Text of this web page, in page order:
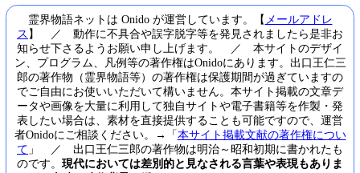
霊界物語ネットは Onido が運営しています。【 メールアドレ
ス 】 ／ 動作に不具合や誤字脱字等を発見されましたら是非お
知らせ下さるようお願い申し上げます。 ／ 本サイトのデザイ
ン、プログラム、凡例等の著作権はOnidoにあります。出口王仁三
郎の著作物（霊界物語等）の著作権は保護期間が過ぎていますの
でご自由にお使いいただいて構いません。本サイト掲載の文章デ
ータや画像を大量に利用して独自サイトや電子書籍等を作製・発
表したい場合は、素材を直接提供することも可能ですので、運営
者Onidoにご相談ください。→「本サイト掲載文献の著作権につい
て 」 ／ 出口王仁三郎の著作物は明治～昭和初期に書かれたも
のです。 現代においては差別的と見なされる言葉や表現もありま